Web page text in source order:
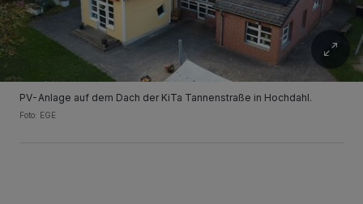
PV-Anlage auf dem Dach der KiTa Tannenstraße in Hochdahl.
Foto: EGE